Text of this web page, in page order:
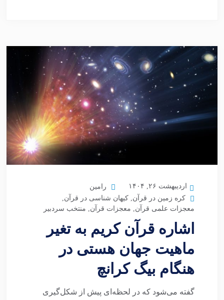
اردیبهشت ۲۶, ۱۴۰۴
رامین
کره زمین در قرآن, کیهان شناسی در قرآن,
معجزات علمی قرآن, معجزات قرآن, منتخب سردبیر
اشاره قرآن کریم به تغیر
ماهیت جهان هستی در
هنگام بیگ کرانچ
گفته می‌شود که در لحظه‌ای پیش از شکل‌گیری